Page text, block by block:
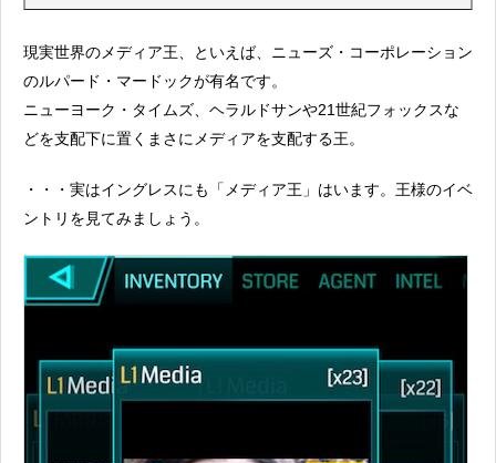
現実世界のメディア王、といえば、ニューズ・コーポレーション
のルパード・マードックが有名です。
ニューヨーク・タイムズ、ヘラルドサンや21世紀フォックスな
どを支配下に置くまさにメディアを支配する王。
・・・実はイングレスにも「メディア王」はいます。王様のイベ
ントリを見てみましょう。